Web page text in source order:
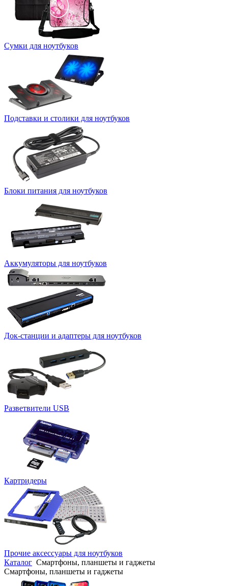
Сумки для ноутбуков
Подставки и столики для ноутбуков
Блоки питания для ноутбуков
Аккумуляторы для ноутбуков
Док-станции и адаптеры для ноутбуков
Разветвители USB
Картридеры
Прочие аксессуары для ноутбуков
Каталог Смартфоны, планшеты и гаджеты
Смартфоны, планшеты и гаджеты